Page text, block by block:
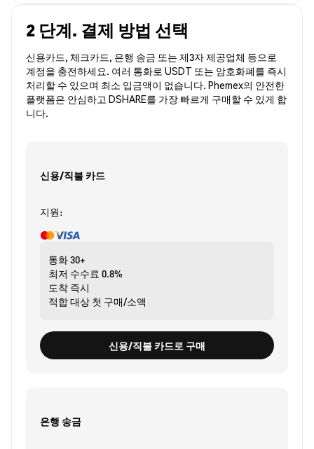
2 단계. 결제 방법 선택
신용카드, 체크카드, 은행 송금 또는 제3자 제공업체 등으로
계정을 충전하세요. 여러 통화로 USDT 또는 암호화폐를 즉시
처리할 수 있으며 최소 입금액이 없습니다. Phemex의 안전한
플랫폼은 안심하고 DSHARE를 가장 빠르게 구매할 수 있게 합
니다.
신용/직불 카드
지원:
통화30+
최저 수수료 0.8%
도착 즉시
적합 대상 첫 구매/소액
신용/직불 카드로 구매
은행 송금